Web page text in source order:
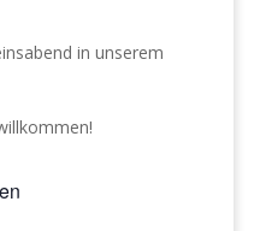
in unserem